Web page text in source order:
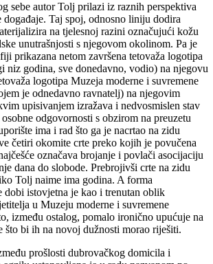
sebe autor Tolj prilazi iz raznih pers­pektiva
Taj spoj, odnosno liniju dodira
na tjelesnoj razini označujući kožu
unutrašnjosti s njegovom okolinom. Pa je
prikazana netom završena tetovaža logotipa
niz godina, sve donedavno, vodio) na njegovu
logotipa Muzeja moderne i suvremene
je odnedavno ravnatelj) na njegovim
upisivanjem izražava i nedvosmislen stav
odgovornosti s obzirom na preuzetu
ima i rad što ga je nacrtao na zidu
četiri okomite crte preko kojih je povučena
označava brojanje i povlači asocijaciju
dana do slobode. Prebrojivši crte na zidu
Tolj naime ima godina. A forma
dobi istovjetna je kao i trenutan oblik
u Muzeju moderne i suvremene
između ostalog, pomalo ironično upućuje na
što bi ih na novoj dužnosti morao riješiti.
prošlosti dubrovačkog domicila i